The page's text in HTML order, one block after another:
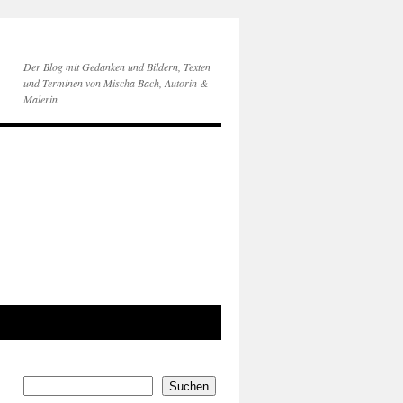
Der Blog mit Gedanken und Bildern, Texten
und Terminen von Mischa Bach, Autorin &
Malerin
Suchen